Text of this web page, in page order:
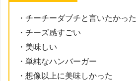
・チーチーダブチと言いたかった
・チーズ感すごい
・美味しい
・単純なハンバーガー
・想像以上に美味しかった